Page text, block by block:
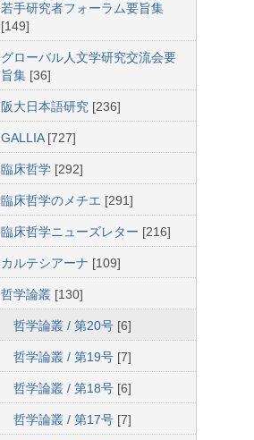
若手研究者フォーラム要旨集
[149]
グローバル人文学研究交流会要
旨集 [36]
阪大日本語研究 [236]
GALLIA[727]
臨床哲学 [292]
臨床哲学のメチエ [291]
臨床哲学ニューズレター [216]
カルテシアーナ [109]
哲学論叢 [130]
哲学論叢 / 第20号 [6]
哲学論叢 / 第19号 [7]
哲学論叢 / 第18号 [6]
哲学論叢 / 第17号 [7]